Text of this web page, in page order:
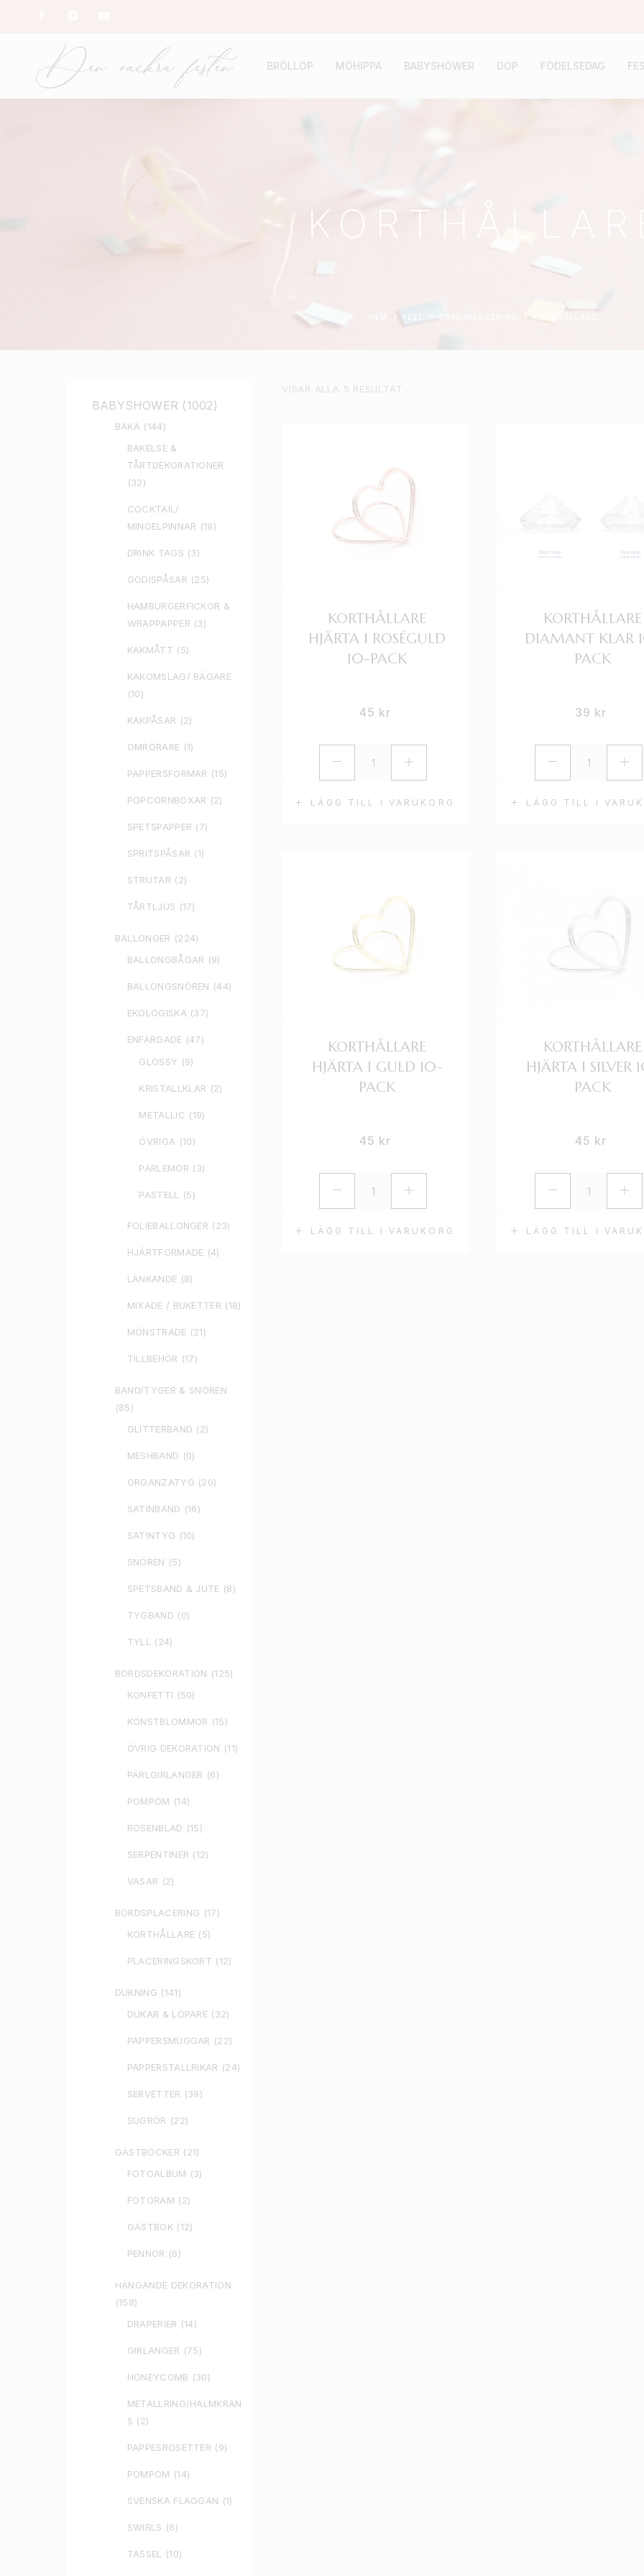
BRÖLLOP MÖHIPPA BABYSHOWER DOP FÖDELSEDAG
FEST
BABYSHOWER (1002)
BAKA (144)
BAKELSE &
TÅRTDEKORATIONER
(32)
COCKTAIL/
MINGELPINNAR (19)
DRINK TAGS (3)
GODISPÅSAR (25)
HAMBURGERFICKOR &
WRAPPAPPER (3)
KAKMÅTT (5)
KAKOMSLAG/ BÄGARE
(10)
KAKPÅSAR (2)
OMRÖRARE (1)
PAPPERSFORMAR (15)
POPCORNBOXAR (2)
SPETSPAPPER (7)
SPRITSPÅSAR (1)
STRUTAR (2)
TÅRTLJUS (17)
BALLONGER (224)
BALLONGBÅGAR (9)
BALLONGSNÖREN (44)
EKOLOGISKA (37)
ENFÄRGADE (47)
GLOSSY (9)
KRISTALLKLAR (2)
METALLIC (19)
ÖVRIGA (10)
PÄRLEMOR (3)
PASTELL (5)
FOLIEBALLONGER (23)
HJÄRTFORMADE (4)
LÄNKANDE (8)
MIXADE / BUKETTER (18)
MÖNSTRADE (21)
TILLBEHÖR (17)
BAND/TYGER & SNÖREN
(85)
GLITTERBAND (2)
MESHBAND (0)
ORGANZATYG (20)
SATINBAND (16)
SATINTYG (10)
SNÖREN (5)
SPETSBAND & JUTE (8)
TYGBAND (0)
TYLL (24)
BORDSDEKORATION (125)
KONFETTI (50)
KONSTBLOMMOR (15)
ÖVRIG DEKORATION (11)
PÄRLGIRLANGER (6)
POMPOM (14)
ROSENBLAD (15)
SERPENTINER (12)
VASAR (2)
BORDSPLACERING (17)
KORTHÅLLARE (5)
PLACERINGSKORT (12)
DUKNING (141)
DUKAR & LÖPARE (32)
PAPPERSMUGGAR (22)
PAPPERSTALLRIKAR (24)
SERVETTER (39)
SUGRÖR (22)
GÄSTBÖCKER (21)
FOTOALBUM (3)
FOTORAM (2)
GÄSTBOK (12)
PENNOR (6)
HÄNGANDE DEKORATION
(158)
DRAPERIER (14)
GIRLANGER (75)
HONEYCOMB (30)
METALLRING/HALMKRAN
S (2)
PAPPESROSETTER (9)
POMPOM (14)
SVENSKA FLAGGAN (1)
SWIRLS (6)
TASSEL (10)
VISAR ALLA 5 RESULTAT
LÄGG TILL I VARUKORG
KORTHÅLLARE
HJÄRTA I ROSÉGULD
10-PACK
45 kr
LÄGG TILL I
KORTHÅLLARE
DIAMANT KLAR
PACK
39 kr
LÄGG TILL I VARUKORG
KORTHÅLLARE
HJÄRTA I GULD 10-
PACK
45 kr
LÄGG TILL I
KORTHÅLLARE
HJÄRTA I SILVER
PACK
45 kr